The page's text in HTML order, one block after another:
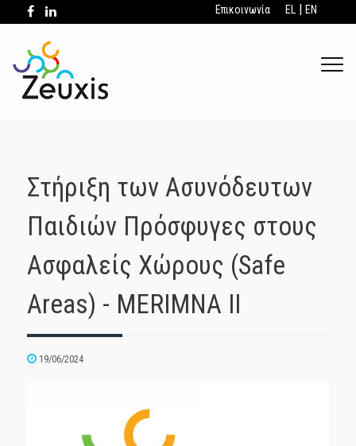
Επικοινωνία EL| EN
.
Στήριξη των Ασυνόδευτων
Παιδιών Πρόσφυγες στους
Ασφαλείς Χώρους (Safe
Areas) - MERIMNA II
19/06/2024